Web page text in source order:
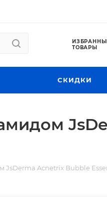
ТОВАРЫ
СКИДКИ
Acnetrix Bubble